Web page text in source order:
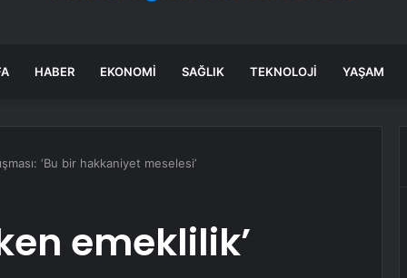
HABER EKONOMI SAĞLIK TEKNOLOJI YAŞAM
‘Bu bir hakkaniyet meselesi’
emeklilik’